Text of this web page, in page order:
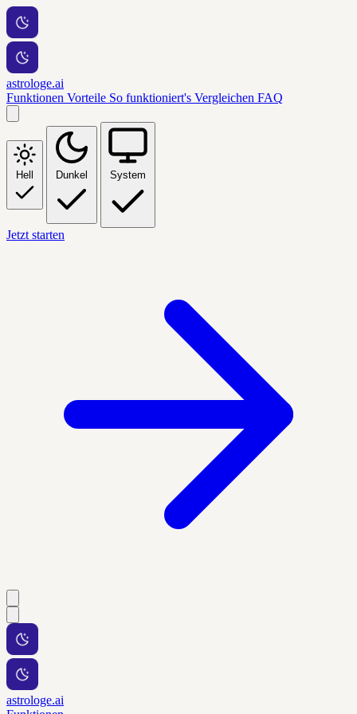
astrologe.ai
Funktionen Vorteile So funktioniert's Vergleichen FAQ
Hell Dunkel System
Jetzt starten
astrologe.ai